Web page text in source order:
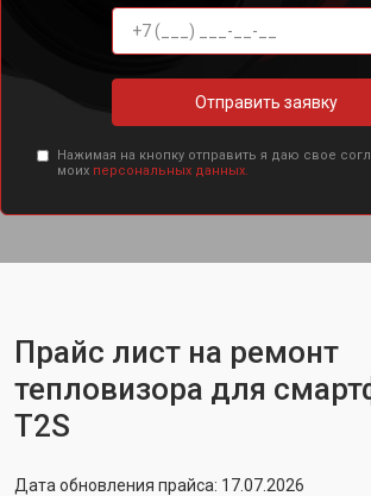
Отправить заявку
Нажимая на кнопку отправить я даю свое
моих персональных данных.
Прайс лист на ремонт
тепловизора для
T2S
Дата обновления прайса: 17.07.2026